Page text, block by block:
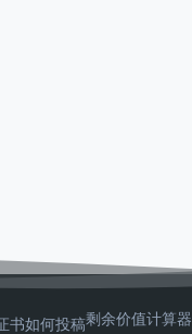
书如何投稿剩余价值计算器